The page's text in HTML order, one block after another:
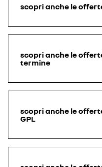
scopri anche le
scopri anche le
termine
scopri anche le
GPL